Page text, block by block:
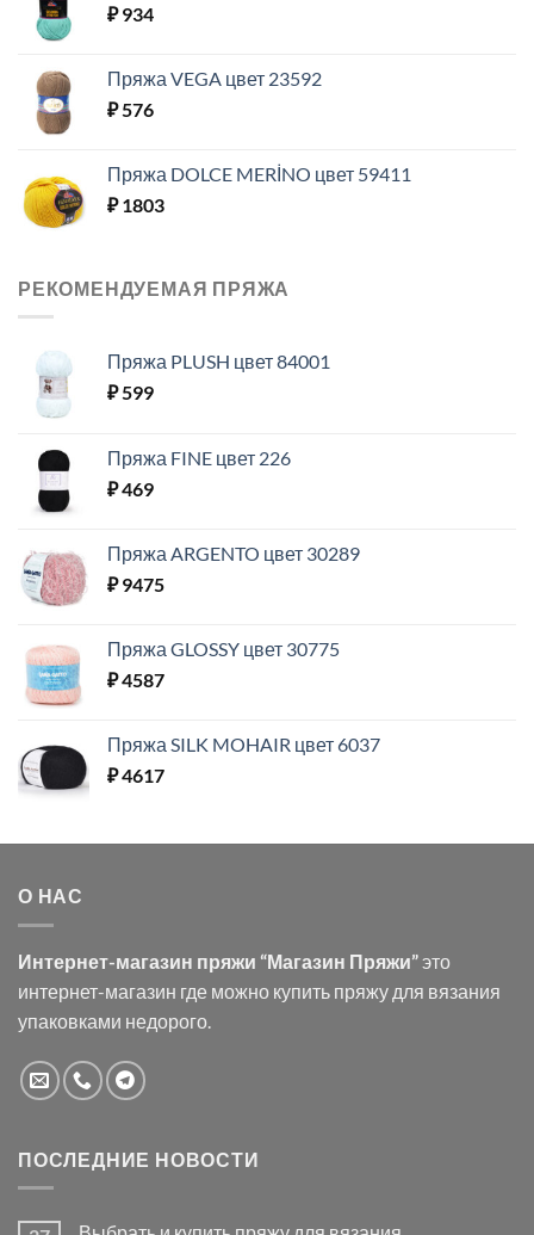
₽934
Пряжа VEGA цвет 23592
₽576
Пряжа DOLCE MERİNO цвет 59411
₽1803
РЕКОМЕНДУЕМАЯ ПРЯЖА
Пряжа PLUSH цвет 84001
₽599
Пряжа FINE цвет 226
₽469
Пряжа ARGENTO цвет 30289
₽9475
Пряжа GLOSSY цвет 30775
₽4587
Пряжа SILK MOHAIR цвет 6037
₽4617
О НАС
Интернет-магазин пряжи “Магазин Пряжи”это
интернет-магазин где можно купить пряжу для вязания
упаковками недорого.
ПОСЛЕДНИЕ НОВОСТИ